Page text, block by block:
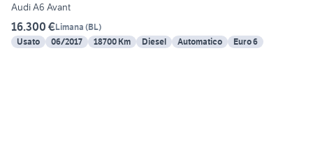
Audi A6 Avant
16.300 €Limana (BL)
Usato
06/2017 18700 Km Diesel Automatico Euro 6